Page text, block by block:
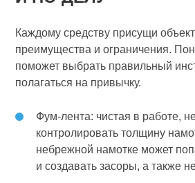
Каждому средству присущи
преимущества и ограничения.
поможет выбрать правильный
полагаться на привычку.
Фум‑лента: чистая в работе,
контролировать толщину
небрежной намотке может
и создавать засоры, а также